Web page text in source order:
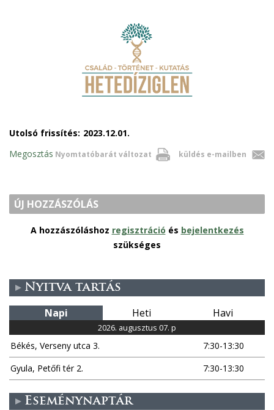
Utolsó frissítés: 2023.12.01.
Nyomtatóbarát változat küldés e-mailben
Megosztás
ÚJ HOZZÁSZÓLÁS
A hozzászóláshoz regisztráció és bejelentkezés
szükséges
Nyitva tartás
Napi Heti Havi
2026. augusztus 07. p
Békés, Verseny utca 3.
7:30-13:30
Gyula, Petőfi tér 2.
7:30-13:30
Eseménynaptár